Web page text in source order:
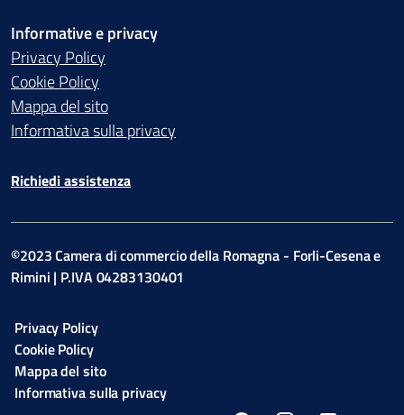
Informative e privacy
Privacy Policy
Cookie Policy
Mappa del sito
Informativa sulla privacy
Richiedi assistenza
©2023 Camera di commercio della Romagna - Forli-Cesena e
Rimini | P.IVA 04283130401
Privacy Policy
Cookie Policy
Mappa del sito
Informativa sulla privacy